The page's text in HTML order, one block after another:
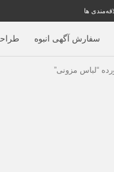
ها
سفارش آگهی انبوه
“لباس مزونی”